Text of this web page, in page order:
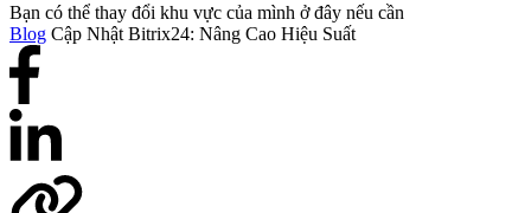
Bạn có thể thay đổi khu vực của mình ở đây nếu cần
Blog Cập Nhật Bitrix24: Nâng Cao Hiệu Suất